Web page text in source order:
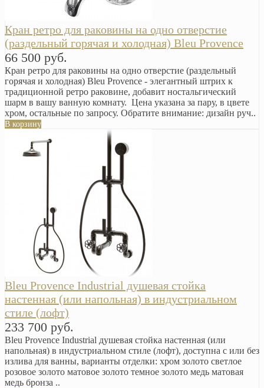
Кран ретро для раковины на одно отверстие
(раздельный горячая и холодная) Bleu Provence
66 500 руб.
Кран ретро для раковины на одно отверстие (раздельный
горячая и холодная) Bleu Provence - элегантный штрих к
традиционной ретро раковине, добавит ностальгический
шарм в вашу ванную комнату. Цена указана за пару, в цвете
хром, остальные по запросу. Обратите внимание: дизайн руч..
В корзину
Bleu Provence Industrial душевая стойка
настенная (или напольная) в индустриальном
стиле (лофт)
233 700 руб.
Bleu Provence Industrial душевая стойка настенная (или
напольная) в индустриальном стиле (лофт), доступна с или без
излива для ванны, варианты отделки: хром золото светлое
розовое золото матовое золото темное золото медь матовая
медь бронза ..